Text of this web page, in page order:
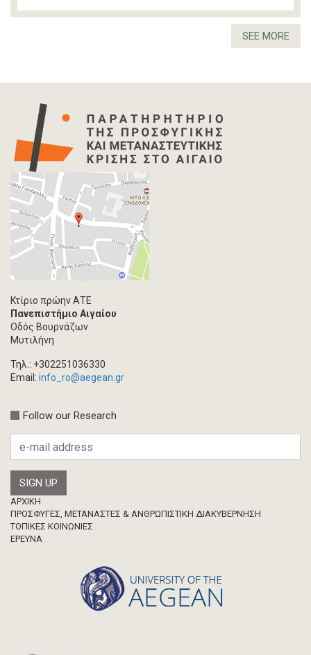
SEE MORE
Κτίριο πρώην ΑΤΕ
Πανεπιστήμιο Αιγαίου
Οδός Βουρνάζων
Μυτιλήνη
Τηλ.: +302251036330
Email: info_ro@aegean.gr
Follow our Research
Footer
ΑΡΧΙΚΗ
ΠΡΟΣΦΥΓΕΣ, ΜΕΤΑΝΑΣΤΕΣ & ΑΝΘΡΩΠΙΣΤΙΚΗ ΔΙΑΚΥΒΕΡΝΗΣΗ
ΤΟΠΙΚΕΣ ΚΟΙΝΩΝΙΕΣ
ΈΡΕΥΝΑ